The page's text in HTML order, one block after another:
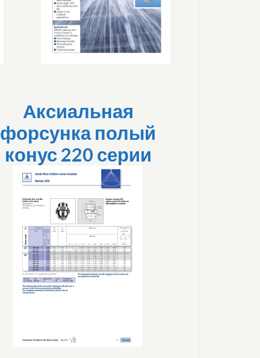
Аксиальная
форсунка полый
конус 220 серии